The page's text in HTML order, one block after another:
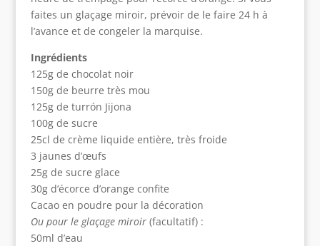
faites un glaçage miroir, prévoir de le faire 24 h à
l’avance et de congeler la marquise.
Ingrédients
125g de chocolat noir
150g de beurre très mou
125g de turrón Jijona
100g de sucre
25cl de crème liquide entière, très froide
3 jaunes d’œufs
25g de sucre glace
30g d’écorce d’orange confite
Cacao en poudre pour la décoration
Ou pour le glaçage miroir(facultatif) :
50ml d’eau